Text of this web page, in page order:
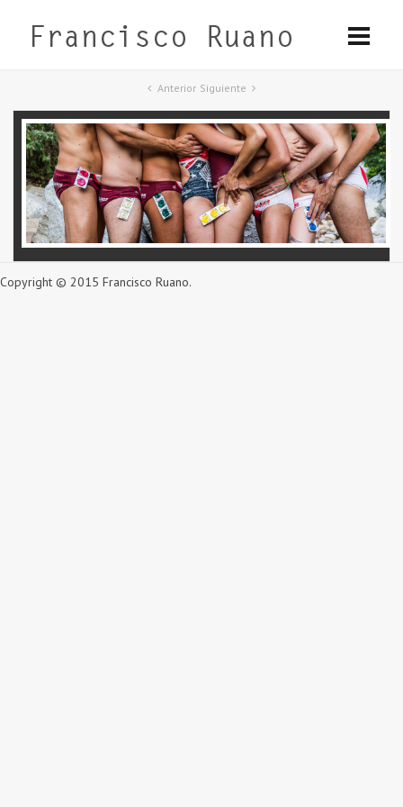
Anterior Siguiente
Copyright © 2015 Francisco Ruano.